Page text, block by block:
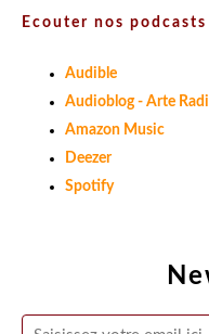
Ecouter nos
Audible
Audioblog - Arte
Amazon Music
Deezer
Spotify